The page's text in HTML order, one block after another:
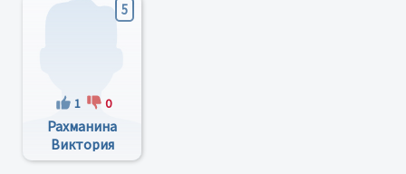
5
1 0
Рахманина
Виктория
Николаевна